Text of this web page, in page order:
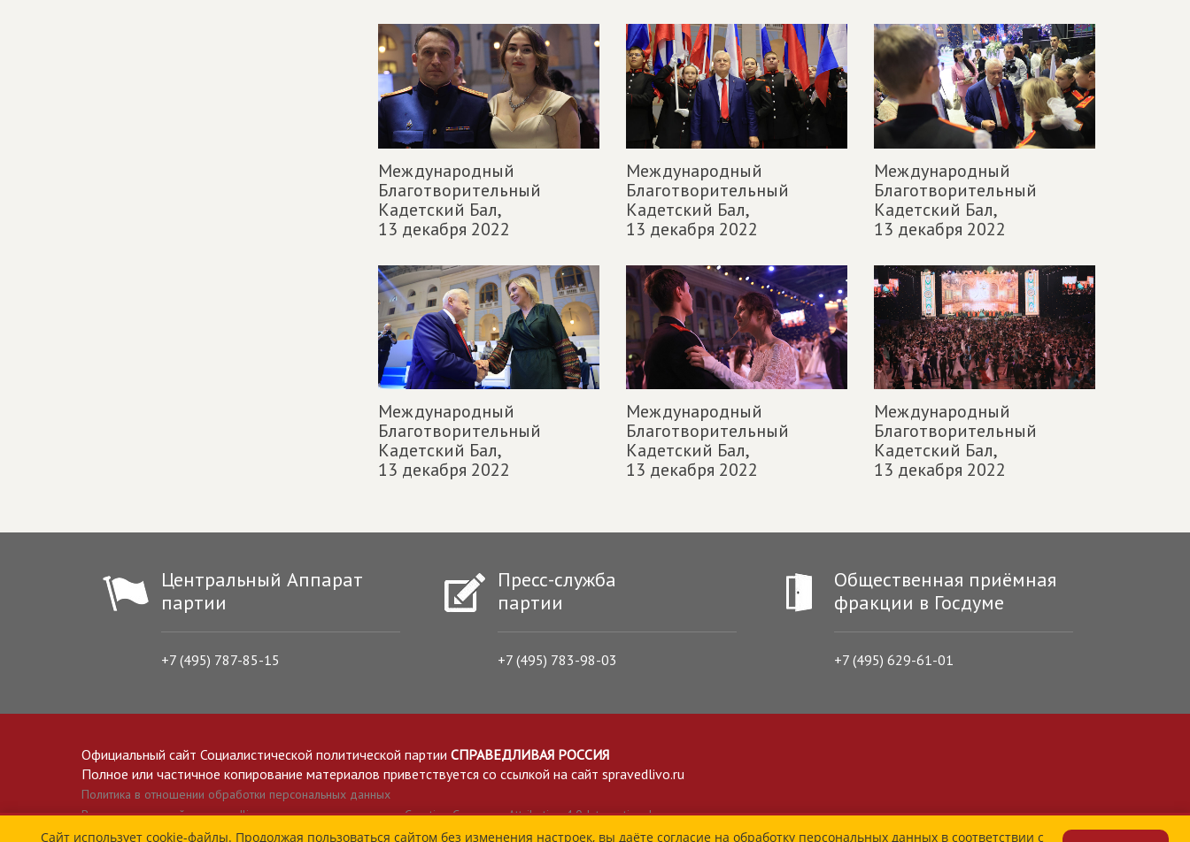
Международный
Благотворительный
Кадетский Бал,
13 декабря 2022
Международный
Благотворительный
Кадетский Бал,
13 декабря 2022
Международный
Благотворительный
Кадетский Бал,
13 декабря 2022
Международный
Благотворительный
Кадетский Бал,
13 декабря 2022
Международный
Благотворительный
Кадетский Бал,
13 декабря 2022
Международный
Благотворительный
Кадетский Бал,
13 декабря 2022
Центральный Аппарат
партии
+7 (495) 787-85-15
Пресс-служба
партии
+7 (495) 783-98-03
Общественная приёмная
фракции в Госдуме
+7 (495) 629-61-01
Официальный сайт Социалистической политической партии СПРАВЕДЛИВАЯ РОССИЯ
Полное или частичное копирование материалов приветствуется со ссылкой на сайт spravedlivo.ru
Политика в отношении обработки персональных данных
Все материалы сайта spravedlivo.ru доступны по лицензии Creative Commons Attribution 4.0 International
Сайт использует cookie-файлы. Продолжая пользоваться сайтом без изменения настроек, вы даёте согласие на обработку персональных данных в соответствии с